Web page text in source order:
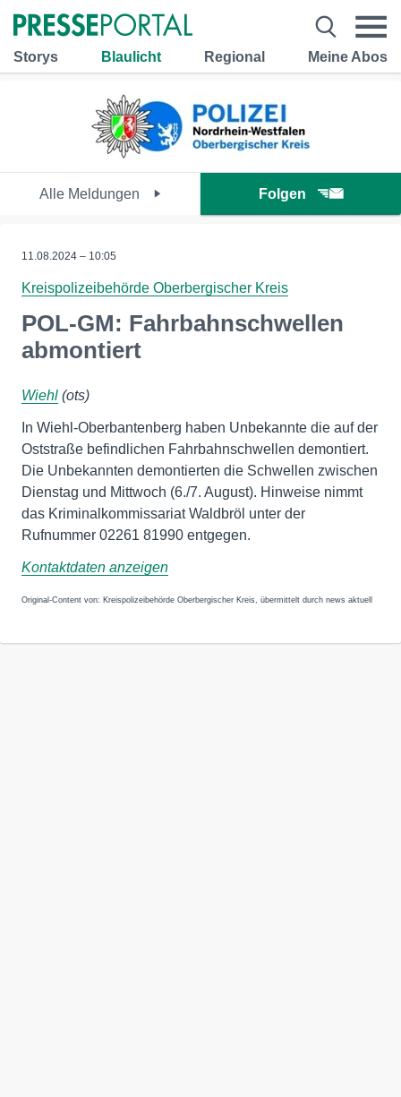
Storys Blaulicht Regional Meine Abos
Alle Meldungen Folgen
11.08.2024 – 10:05
Kreispolizeibehörde Oberbergischer Kreis
POL-GM: Fahrbahnschwellen
abmontiert
Wiehl (ots)
In Wiehl-Oberbantenberg haben Unbekannte die auf der
Oststraße befindlichen Fahrbahnschwellen demontiert.
Die Unbekannten demontierten die Schwellen zwischen
Dienstag und Mittwoch (6./7. August). Hinweise nimmt
das Kriminalkommissariat Waldbröl unter der
Rufnummer 02261 81990 entgegen.
Kontaktdaten anzeigen
Original-Content von: Kreispolizeibehörde Oberbergischer Kreis, übermittelt durch news aktuell